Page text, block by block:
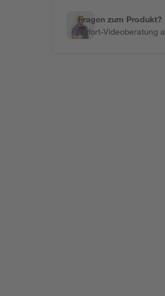
Fragen zum Produkt?
Sofort-Videoberatung